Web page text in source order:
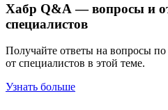
Хабр Q&A — вопросы и
специалистов
Получайте ответы на вопросы
от специалистов в этой теме.
Узнать больше